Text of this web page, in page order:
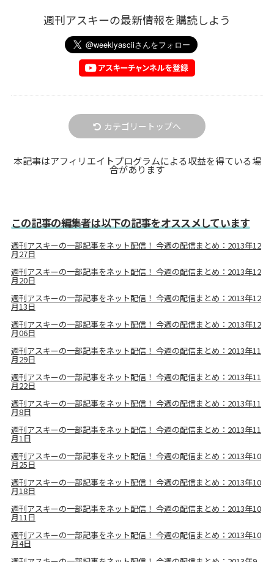
週刊アスキーの最新情報を購読しよう
カテゴリートップへ
本記事はアフィリエイトプログラムによる収益を得ている場
合があります
この記事の編集者は以下の記事をオススメしています
週刊アスキーの一部記事をネット配信！ 今週の配信まとめ：2013年12
月27日
週刊アスキーの一部記事をネット配信！ 今週の配信まとめ：2013年12
月20日
週刊アスキーの一部記事をネット配信！ 今週の配信まとめ：2013年12
月13日
週刊アスキーの一部記事をネット配信！ 今週の配信まとめ：2013年12
月06日
週刊アスキーの一部記事をネット配信！ 今週の配信まとめ：2013年11
月29日
週刊アスキーの一部記事をネット配信！ 今週の配信まとめ：2013年11
月22日
週刊アスキーの一部記事をネット配信！ 今週の配信まとめ：2013年11
月8日
週刊アスキーの一部記事をネット配信！ 今週の配信まとめ：2013年11
月1日
週刊アスキーの一部記事をネット配信！ 今週の配信まとめ：2013年10
月25日
週刊アスキーの一部記事をネット配信！ 今週の配信まとめ：2013年10
月18日
週刊アスキーの一部記事をネット配信！ 今週の配信まとめ：2013年10
月11日
週刊アスキーの一部記事をネット配信！ 今週の配信まとめ：2013年10
月4日